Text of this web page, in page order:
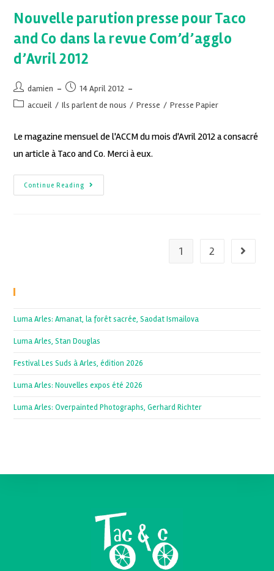
Nouvelle parution presse pour Taco
and Co dans la revue Com’d’agglo
d’Avril 2012
damien
14 April 2012
accueil / Ils parlent de nous / Presse / Presse Papier
Le magazine mensuel de l'ACCM du mois d'Avril 2012 a consacré
un article à Taco and Co. Merci à eux.
Continue Reading
1 2
Luma Arles: Amanat, la forêt sacrée, Saodat Ismailova
Luma Arles, Stan Douglas
Festival Les Suds à Arles, édition 2026
Luma Arles: Nouvelles expos été 2026
Luma Arles: Overpainted Photographs, Gerhard Richter